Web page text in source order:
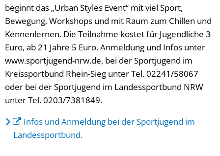
beginnt das „Urban Styles Event“ mit viel Sport,
Bewegung, Workshops und mit Raum zum Chillen und
Kennenlernen. Die Teilnahme kostet für Jugendliche 3
Euro, ab 21 Jahre 5 Euro. Anmeldung und Infos unter
www.sportjugend-nrw.de, bei der Sportjugend im
Kreissportbund Rhein-Sieg unter Tel. 02241/58067
oder bei der Sportjugend im Landessportbund NRW
unter Tel. 0203/7381849.
Infos und Anmeldung bei der Sportjugend im
Landessportbund.